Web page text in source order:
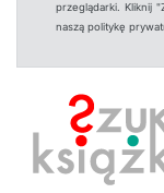
przeglądarki. Kliknij
naszą politykę